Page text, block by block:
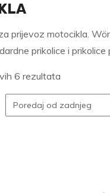
prijevoz motocikla.
prikolice i prikolice
6 rezultataPoredano
po
najnovijem